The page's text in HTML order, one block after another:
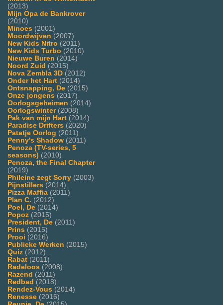
(2013)
Mijn Opa de Bankrover
(2010)
Minoes (2001)
Moordwijven (2007)
New Kids Nitro (2011)
New Kids Turbo (2010)
Nieuwe Buren (2014)
Noord Zuid (2015)
Nova Zembla 3D (2012)
Onder het Hart (2014)
Ontsnapping, De (2015)
Onze jongens (2017)
Oorlogsgeheimen (2014)
Oorlogswinter(2008)
Pak van mijn Hart (2014)
Paradise Drifters (2020)
Patatje Oorlog (2011)
Penny's Shadow (2011)
Penoza (TV-series, 5
seasons) (2010)
Penoza, the Final Chapter
(2019)
Phileine zegt Sorry (2003)
Pijnstillers (2014)
Pizza Maffia (2011)
Plan C. (2012)
Poel, De (2014)
Popoz (2015)
President, De (2011)
Prins (2015)
Prooi (2016)
Publieke Werken (2015)
Quiz (2012)
Rabat (2011)
Radeloos (2008)
Razend (2011)
Redbad (2018)
Rendez-Vous (2014)
Renesse (2016)